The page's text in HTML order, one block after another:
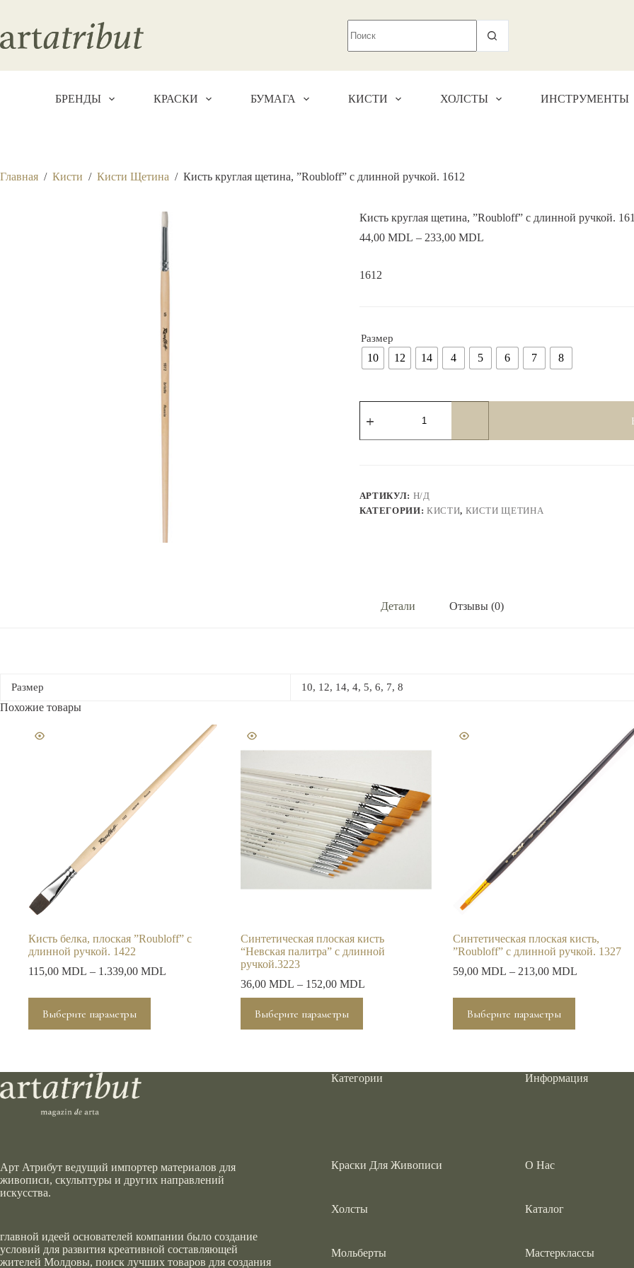
сути
БРЕНДЫ КРАСКИ БУМАГА КИСТИ ХОЛСТЫ ИНСТРУМЕНТЫ
Главная / Кисти / Кисти Щетина / Кисть круглая щетина, ”Roubloff” с длинной ручкой. 1612
Кисть круглая щетина, ”Roubloff” с длинной ручкой.
44,00 MDL – 233,00 MDL
1612
Размер
10 12 14 4 5 6 7 8
товара
круглая
длинной
ручкой.
1612
АРТИКУЛ: Н/Д
КАТЕГОРИИ: КИСТИ, КИСТИ ЩЕТИНА
Детали Отзывы (0)
Размер 10, 12, 14, 4, 5, 6, 7, 8
Похожие товары
Кисть белка, плоская ”Roubloff” с
длинной ручкой. 1422
115,00 MDL – 1.339,00 MDL
Выберите параметры
товар
имеет
можно
выбрать
странице
Синтетическая плоская кисть
“Невская палитра” с длинной
ручкой.3223
36,00 MDL – 152,00 MDL
Выберите параметры
товар
имеет
Синтетическая плоская кисть,
”Roubloff” с длинной ручкой. 1327
59,00 MDL – 213,00 MDL
Выберите параметры
товар
имеет
Арт Атрибут ведущий импортер материалов для
живописи, скульптуры и других направлений
искусства.
главной идеей основателей компании было создание
условий для развития креативной составляющей
жителей Молдовы, поиск лучших товаров для создания
Категории
Краски Для Живописи
Холсты
Мольберты
Информация
О Нас
Каталог
Мастерклассы